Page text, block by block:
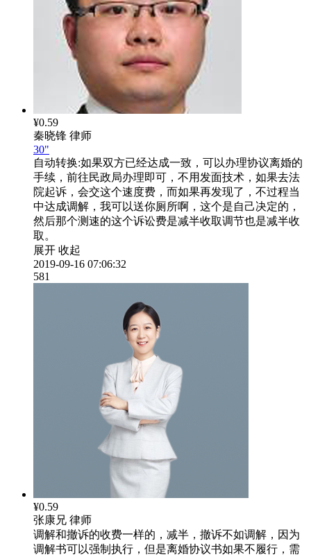
¥0.59
秦晓锋 律师
30"
自动转换:如果双方已经达成一致，可以办理协议离婚的
手续，前往民政局办理即可，不用发面技术，如果去法
院起诉，会交这个速度费，而如果再发现了，不过程当
中达成调解，我可以送你厕所啊，这个是自己决定的，
然后那个测速的这个诉讼费是减半收取调节也是减半收
取。
展开 收起
2019-09-16 07:06:32
581
¥0.59
张康兄 律师
调解和撤诉的收费一样的，减半，撤诉不如调解，因为
调解书可以强制执行，但是离婚协议书如果不履行，需